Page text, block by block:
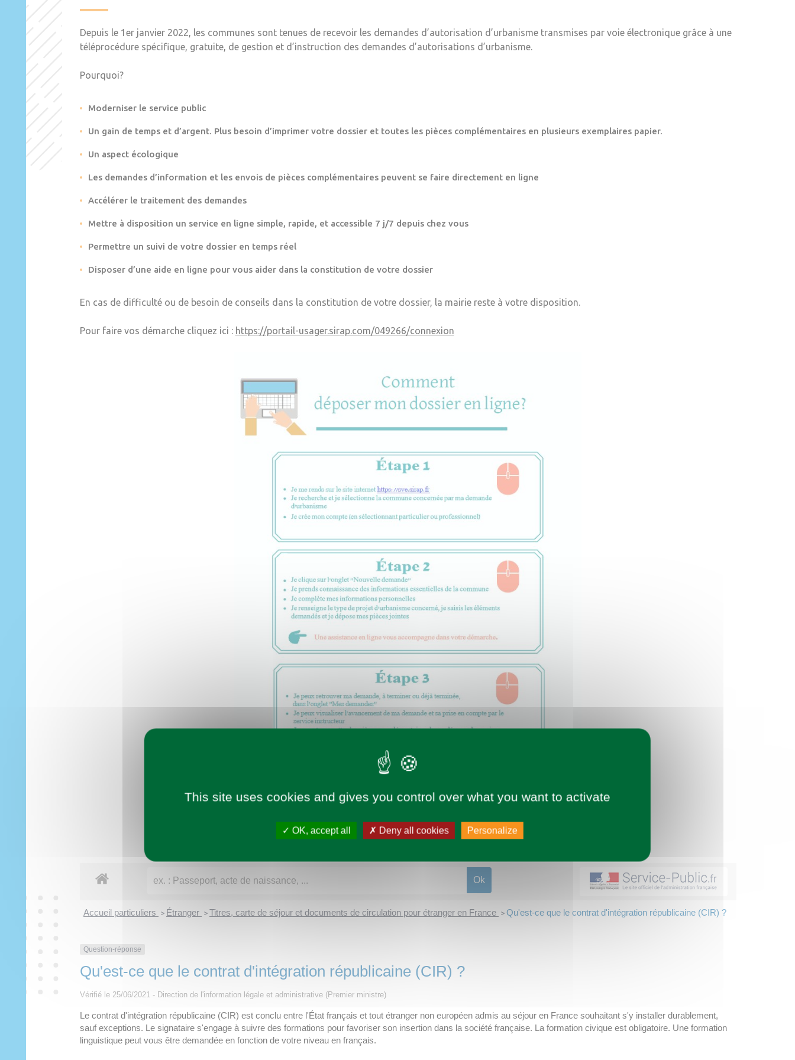
Découvrir
Municipalité
À tout âge
Vie pratique
Loisirs
Imaginer demain
Depuis le 1er janvier 2022, les communes sont tenues de recevoir les demandes d’autorisation d’urbanisme transmises par voie électronique grâce à une
téléprocédure spécifique, gratuite, de gestion et d’instruction des demandes d’autorisations d’urbanisme.
Pourquoi?
Moderniser le service public
Un gain de temps et d’argent. Plus besoin d’imprimer votre dossier et toutes les pièces complémentaires en plusieurs exemplaires papier.
Un aspect écologique
Les demandes d’information et les envois de pièces complémentaires peuvent se faire directement en ligne
Accélérer le traitement des demandes
Mettre à disposition un service en ligne simple, rapide, et accessible 7 j/7 depuis chez vous
Permettre un suivi de votre dossier en temps réel
Disposer d’une aide en ligne pour vous aider dans la constitution de votre dossier
En cas de difficulté ou de besoin de conseils dans la constitution de votre dossier, la mairie reste à votre disposition.
Pour faire vos démarche cliquez ici : https://portail-usager.sirap.com/049266/connexion
Accueil particuliers > Étranger > Titres, carte de séjour et documents de circulation pour étranger en France > Qu'est-ce que le contrat d'intégration républicaine (CIR) ?
Question-réponse
Qu'est-ce que le contrat d'intégration républicaine (CIR) ?
Vérifié le 25/06/2021 - Direction de l'information légale et administrative (Premier ministre)
Le contrat d'intégration républicaine (CIR) est conclu entre l'État français et tout étranger non européen admis au séjour en France souhaitant s'y installer durablement,
sauf exceptions. Le signataire s'engage à suivre des formations pour favoriser son insertion dans la société française. La formation civique est obligatoire. Une formation
linguistique peut vous être demandée en fonction de votre niveau en français.
This site uses cookies and gives you control over what you want to activate
OK, accept all Deny all cookies Personalize